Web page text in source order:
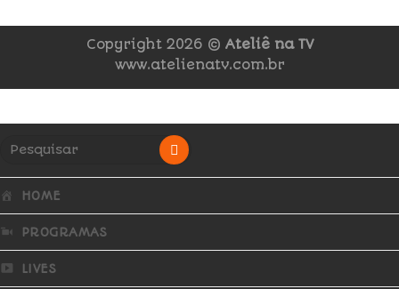
Copyright 2026 © Ateliê na TV
www.atelienatv.com.br
HOME
PROGRAMAS
LIVES